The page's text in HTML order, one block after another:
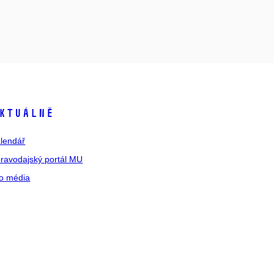
portál MU
média